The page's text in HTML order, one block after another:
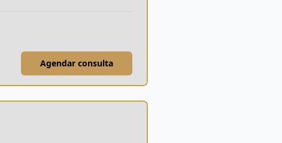
Agendar consulta